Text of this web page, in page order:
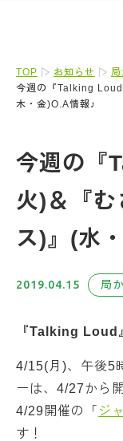
TOP お知らせ
局
今週の『Talking Loud
木・金)O.A情報♪
今週の『
火)＆『む
ス)』(水
2019.04.15 局
『Talking Loud
4/15(月)、午後5
ーは、4/27から
4/29開催の「 ジ
す！